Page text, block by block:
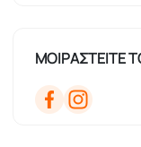
ΜΟΙΡΑΣΤΕΙΤΕ